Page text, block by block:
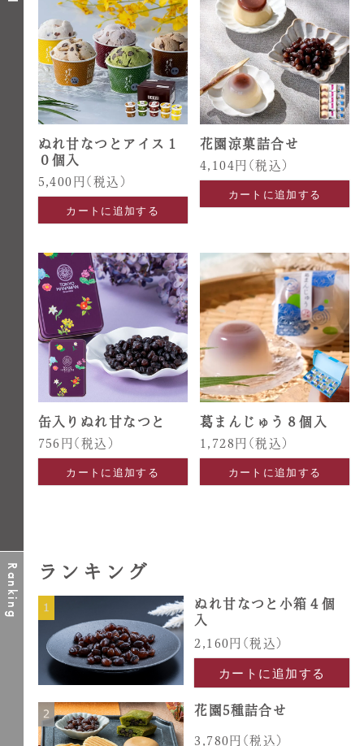
ぬれ甘なつとアイス１
０個入
5,400円 (税込)
カートに追加する
花園涼菓詰合せ
4,104円 (税込)
カートに追加する
缶入りぬれ甘なつと
756円 (税込)
カートに追加する
葛まんじゅう８個入
1,728円 (税込)
カートに追加する
Ranking ランキング
ぬれ甘なつと小箱４個
入
2,160円 (税込)
カートに追加する
花園5種詰合せ
3,780円 (税込)